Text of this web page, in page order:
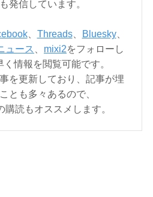
発信しています。
、 Threads、 Bluesky、
ュース mixi2をフォローし
情報を閲覧可能です。
を更新しており、記事が埋
とも多々あるので、
読もオススメします。